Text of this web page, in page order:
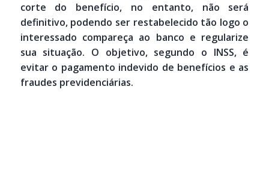
corte do benefício, no entanto, não será
definitivo, podendo ser restabelecido tão logo o
interessado compareça ao banco e regularize
sua situação. O objetivo, segundo o INSS, é
evitar o pagamento indevido de benefícios e as
fraudes previdenciárias.